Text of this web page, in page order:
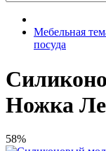
Мебельная
посуда
Ножка
58%